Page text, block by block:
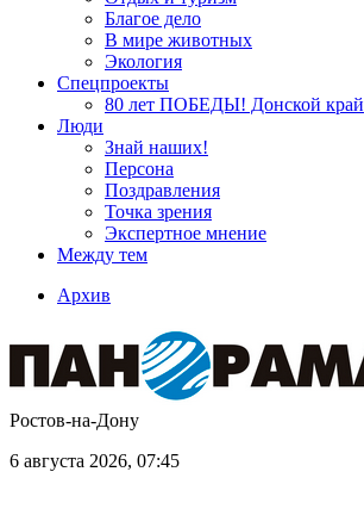
Благое дело
В мире животных
Экология
Спецпроекты
80 лет ПОБЕДЫ! Донской край
Люди
Знай наших!
Персона
Поздравления
Точка зрения
Экспертное мнение
Между тем
Архив
Ростов-на-Дону
6 августа 2026, 07:45